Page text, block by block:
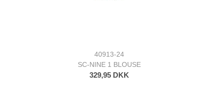
40913-24
SC-NINE 1 BLOUSE
329,95 DKK